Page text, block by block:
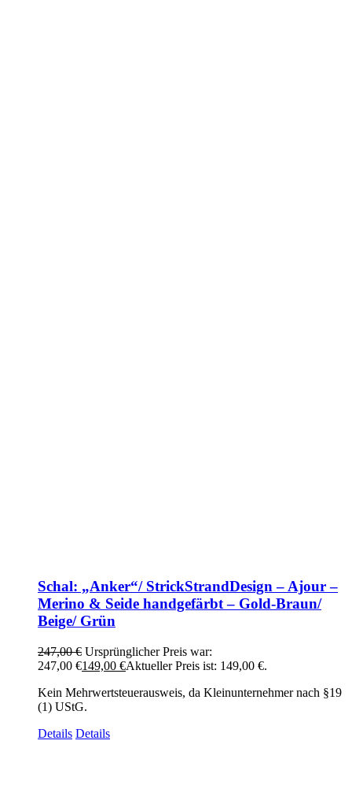
Schal: „Anker“/ StrickStrandDesign – Ajour –
Merino & Seide handgefärbt – Gold-Braun/
Beige/ Grün
247,00€ Ursprünglicher Preis war:
247,00 €149,00 €Aktueller Preis ist: 149,00 €.
Kein Mehrwertsteuerausweis, da Kleinunternehmer nach §19
(1) UStG.
Details Details